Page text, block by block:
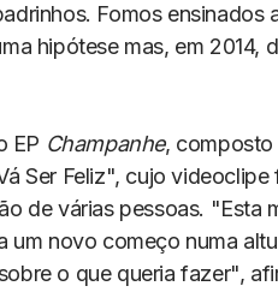
Fomos ensinados
hipótese mas, em 2014,
EP Champanhe, composto
Ser Feliz", cujo
de várias pessoas. "Esta
um novo começo numa
o que queria fazer",